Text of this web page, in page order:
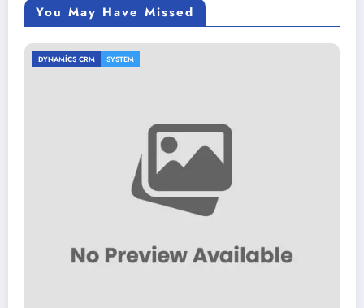
You May Have Missed
DYNAMICS CRM SYSTEM